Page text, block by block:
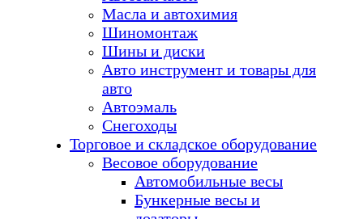
Масла и автохимия
Шиномонтаж
Шины и диски
Авто инструмент и товары для
авто
Автоэмаль
Снегоходы
Торговое и складское оборудование
Весовое оборудование
Автомобильные весы
Бункерные весы и